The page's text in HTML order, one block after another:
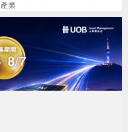
科技
產業